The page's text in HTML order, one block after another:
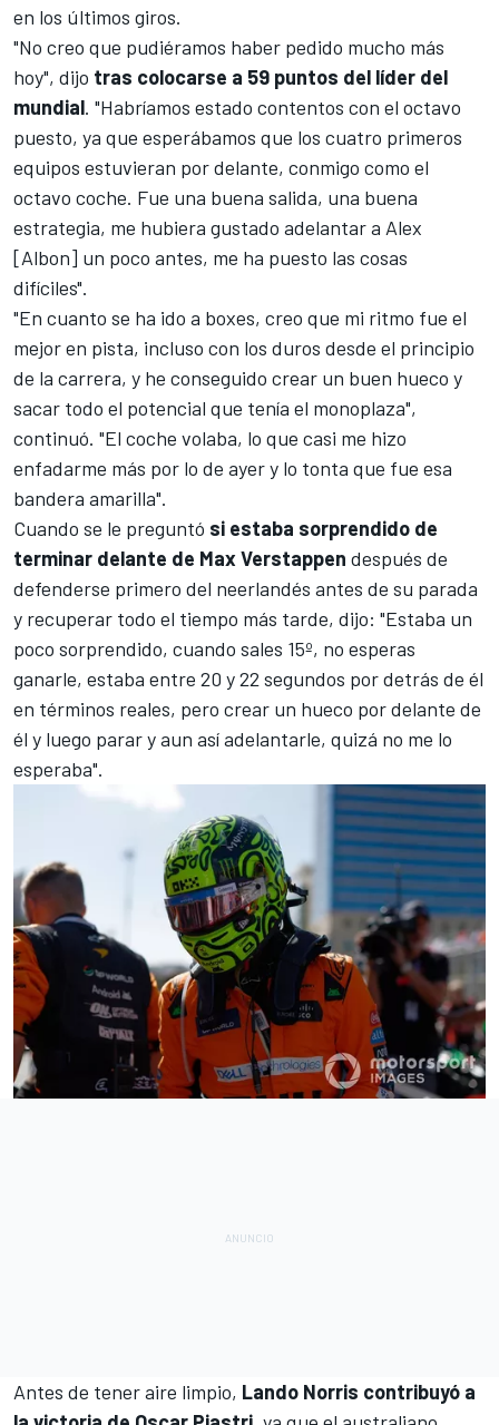
en los últimos giros.
"No creo que pudiéramos haber pedido mucho más
hoy", dijo tras colocarse a 59 puntos del líder del
mundial. "Habríamos estado contentos con el octavo
puesto, ya que esperábamos que los cuatro primeros
equipos estuvieran por delante, conmigo como el
octavo coche. Fue una buena salida, una buena
estrategia, me hubiera gustado adelantar a Alex
[Albon] un poco antes, me ha puesto las cosas
difíciles".
"En cuanto se ha ido a boxes, creo que mi ritmo fue el
mejor en pista, incluso con los duros desde el principio
de la carrera, y he conseguido crear un buen hueco y
sacar todo el potencial que tenía el monoplaza",
continuó. "El coche volaba, lo que casi me hizo
enfadarme más por lo de ayer y lo tonta que fue esa
bandera amarilla".
Cuando se le preguntó si estaba sorprendido de
terminar delante de Max Verstappen después de
defenderse primero del neerlandés antes de su parada
y recuperar todo el tiempo más tarde, dijo: "Estaba un
poco sorprendido, cuando sales 15º, no esperas
ganarle, estaba entre 20 y 22 segundos por detrás de él
en términos reales, pero crear un hueco por delante de
él y luego parar y aun así adelantarle, quizá no me lo
esperaba".
Antes de tener aire limpio, Lando Norris contribuyó a